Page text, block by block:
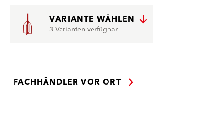
VARIANTE WÄHLEN
3 Varianten verfügbar
FACHHÄNDLER VOR ORT